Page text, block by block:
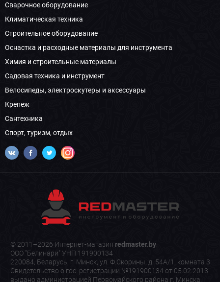
Сварочное оборудование
Климатическая техника
Строительное оборудование
Оснастка и расходные материалы для инструмента
Химия и строительные материалы
Садовая техника и инструмент
Велосипеды, электроскутеры и аксессуары
Крепеж
Сантехника
Спорт, туризм, отдых
© 2011–2026 Интернет-магазин redmaster.by.
ООО "Белинари" УНП 191900134
220084, Беларусь, г. Минск, ул. Ф.Скорины, д. 54А/1, комната 3
Свидетельство о гос. регистрации №191900134 от 05.02.2013
выдано администрацией Первомайского района г. Минска.